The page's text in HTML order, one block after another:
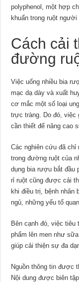
polyphenol, một hợp
khuẩn trong ruột người
Cách cải
đường
Việc uống nhiều bia
mạc dạ dày và xuất
cơ mắc một số loại
trực tràng. Do đó, việc
cần thiết để nâng cao
Các nghiên cứu đã chỉ
trong đường ruột của
dụng bia rượu bắt đầu
rỉ ruột cũng được cải
khi điều trị, bệnh nhân
ngủ, những yếu tố
Bên cạnh đó, việc
phẩm lên men như
giúp cải thiện sự đa
Nguồn thông tin được
Nội dung được biên